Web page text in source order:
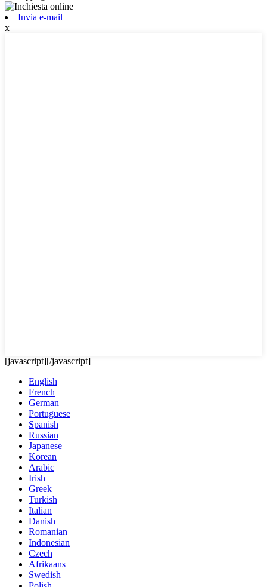
Invia e-mail
x
[javascript][/javascript]
English
French
German
Portuguese
Spanish
Russian
Japanese
Korean
Arabic
Irish
Greek
Turkish
Italian
Danish
Romanian
Indonesian
Czech
Afrikaans
Swedish